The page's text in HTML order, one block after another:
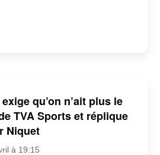
qu’on n’ait plus le
TVA Sports et réplique
Niquet
à 19:15